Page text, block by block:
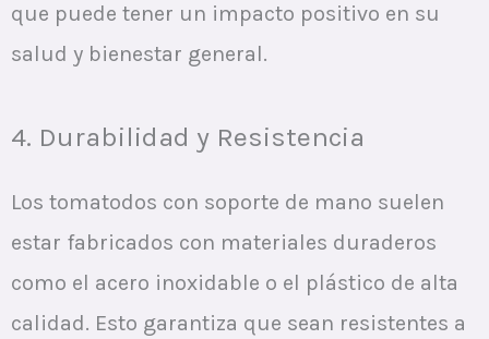
que puede tener un impacto positivo en su
salud y bienestar general.
4. Durabilidad y Resistencia
Los tomatodos con soporte de mano suelen
estar fabricados con materiales duraderos
como el acero inoxidable o el plástico de alta
calidad. Esto garantiza que sean resistentes a